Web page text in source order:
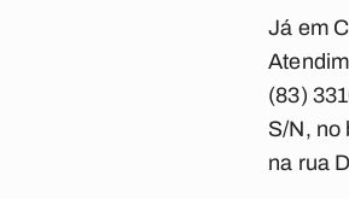
Já em
(83)
S/N, no
na rua